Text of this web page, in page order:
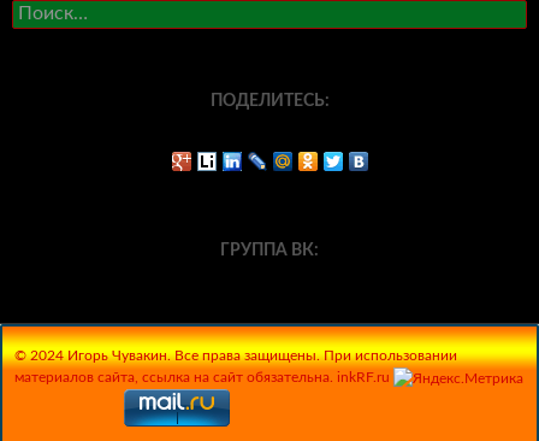
Найти:
ПОДЕЛИТЕСЬ:
ГРУППА ВК:
© 2024 Игорь Чувакин. Все права защищены. При использовании
материалов сайта, ссылка на сайт обязательна. inkRF.ru